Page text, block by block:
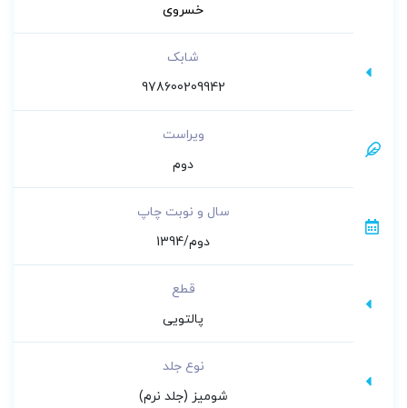
خسروی
شابک
978600209942
ویراست
دوم
سال و نوبت چاپ
دوم/1394
قطع
پالتویی
نوع جلد
شومیز (جلد نرم)